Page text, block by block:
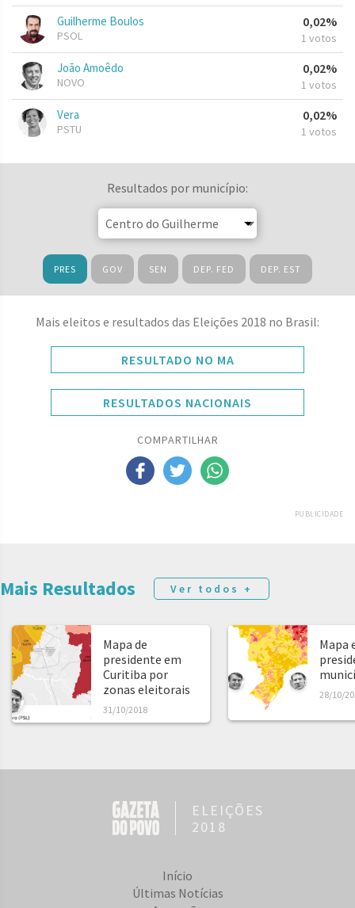
Guilherme Boulos
PSOL
0,02%
1 votos
João Amoêdo
NOVO
0,02%
1 votos
Vera
PSTU
0,02%
1 votos
Resultados por município:
PRES GOV SEN DEP. FED DEP. EST
Mais eleitos e resultados das Eleições 2018 no Brasil:
RESULTADO NO MA
RESULTADOS NACIONAIS
COMPARTILHAR
PUBLICIDADE
Mais Resultados Ver todos +
Mapa de
presidente em
Curitiba por
zonas eleitorais
31/10/2018
Mapa
28/10/
ELEIÇÕES
2018
Início
Últimas Notícias